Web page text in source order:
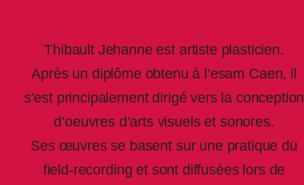
Thibault Jehanne est artiste plasticien.
Après un diplôme obtenu à l’esam Caen, il
s’est principalement dirigé vers la conception
d’oeuvres d’arts visuels et sonores.
Ses œuvres se basent sur une pratique du
field-recording et sont diffusées lors de